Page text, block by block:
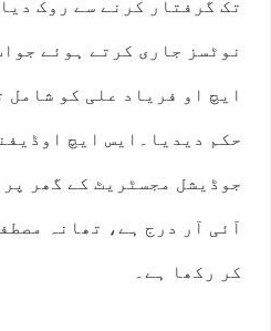
تک گرفتار کرنے سے روک
نوٹسز جاری کرتے ہوئے
ایچ او فریاد علی کو شامل
حکم دیدیا۔ایس ایچ
جوڈیشل مجسٹریٹ کے گھر
آئی آر درج ہے، تھانہ
کر رکھا ہے۔